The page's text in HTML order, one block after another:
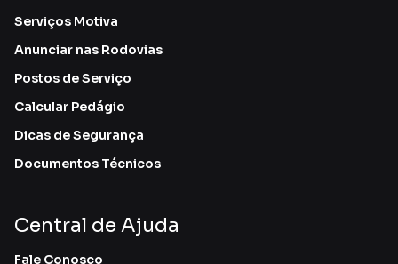
Serviços Motiva
Anunciar nas Rodovias
Postos de Serviço
Calcular Pedágio
Dicas de Segurança
Documentos Técnicos
Central de Ajuda
Fale Conosco